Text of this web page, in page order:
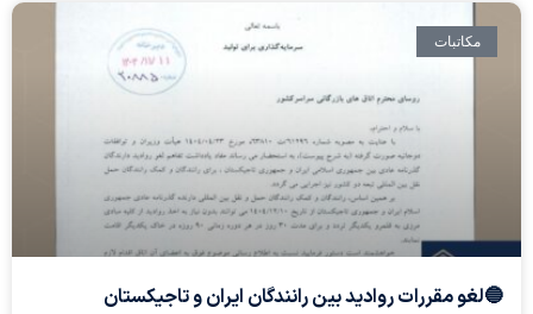
مکاتبات
🔵لغو مقررات روادید بین رانندگان ایران و تاجیکستان